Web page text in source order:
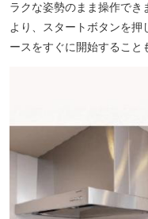
ラクな姿勢のまま操作でき
より、スタートボタンを押
ースをすぐに開始すること